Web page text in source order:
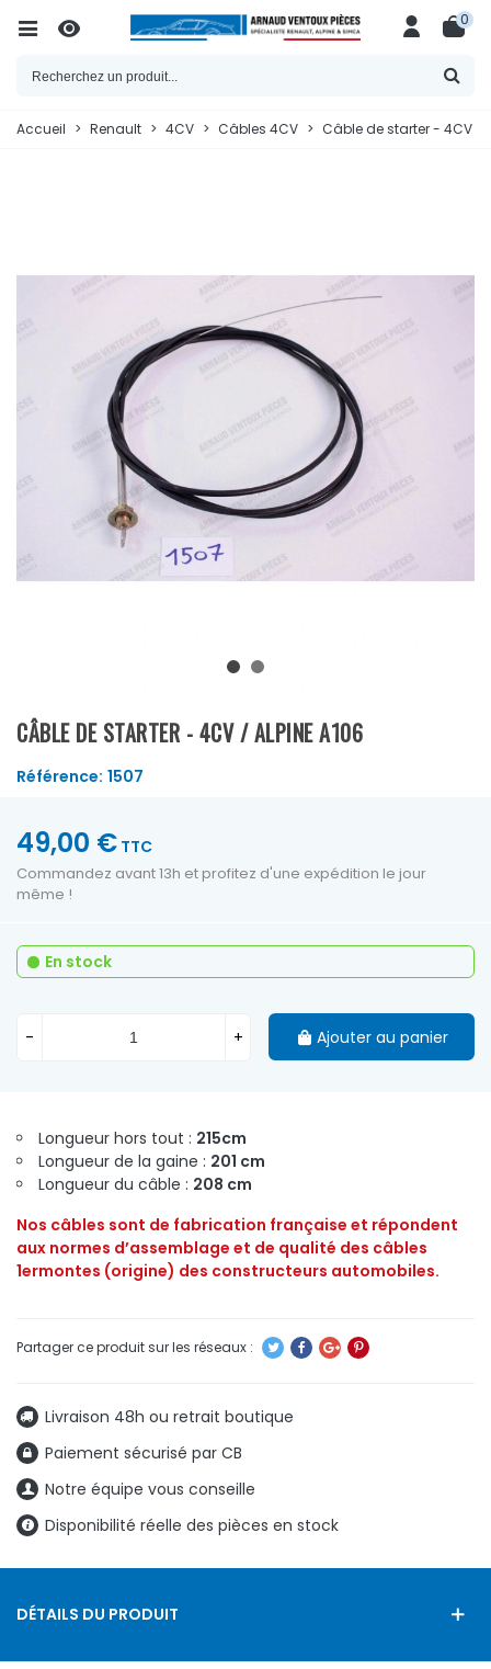
0
Accueil > Renault > 4CV > Câbles 4CV > Câble de starter - 4CV /
CÂBLE DE STARTER - 4CV / ALPINE A106
Référence: 1507
Longueur hors tout : 215cm
Longueur de la gaine : 201 cm
Longueur du câble : 208 cm
Nos câbles sont de fabrication française et répondent
aux normes d’assemblage et de qualité des câbles
1ermontes (origine) des constructeurs automobiles.
Livraison 48h ou retrait boutique
Paiement sécurisé par CB
Notre équipe vous conseille
Disponibilité réelle des pièces en stock
49,00 € TTC
Commandez avant 13h et profitez d'une expédition le jour
même !
En stock
- + Ajouter au panier
DÉTAILS DU PRODUIT